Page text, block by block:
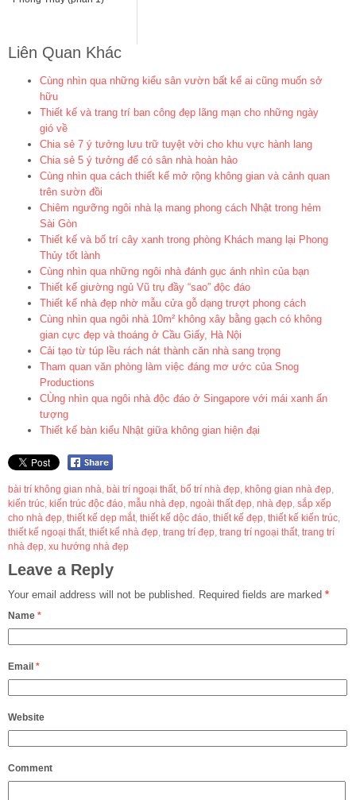
Liên Quan Khác
Cùng nhìn qua những kiểu sân vườn bất kể ai cũng muốn sở
hữu
Thiết kế và trang trí ban công đẹp lãng mạn cho những ngày
gió về
Chia sẻ 7 ý tưởng lưu trữ tuyệt vời cho khu vực hành lang
Chia sẻ 5 ý tưởng để có sân nhà hoàn hảo
Cùng nhìn qua cách thiết kế mở rộng không gian và cảnh quan
trên sườn đồi
Chiêm ngưỡng ngôi nhà lạ mang phong cách Nhật trong hẻm
Sài Gòn
Thiết kế và bố trí cây xanh trong phòng Khách mang lại Phong
Thủy tốt lành
Cùng nhìn qua những ngôi nhà đánh gục ánh nhìn của bạn
Thiết kế giường ngủ Vũ trụ đầy “sao” độc đáo
Thiết kế nhà đẹp nhờ mẫu cửa gỗ dạng trượt phong cách
Cùng nhìn qua ngôi nhà 10m² không xây bằng gạch có không
gian cực đẹp và thoáng ở Cầu Giấy, Hà Nội
Cải tạo từ túp lều rách nát thành căn nhà sang trọng
Tham quan văn phòng làm việc đáng mơ ước của Snog
Productions
CÙng nhìn qua ngôi nhà độc đáo ở Singapore với mái xanh ấn
tượng
Thiết kế bàn kiểu Nhật giữa không gian hiện đại
bài trí không gian nhà, bài trí ngoại thất, bố trí nhà đẹp, không gian nhà đẹp,
kiến trúc, kiến trúc độc đáo, mẫu nhà đẹp, ngoài thất đẹp, nhà đẹp, sắp xếp
cho nhà đẹp, thiết kế dẹp mắt, thiết kế dộc đáo, thiết kế đẹp, thiết kế kiến trúc,
thiết kế ngoại thất, thiết kế nhà đẹp, trang trí đẹp, trang trí ngoại thất, trang trí
nhà đẹp, xu hướng nhà đẹp
Leave a Reply
Your email address will not be published. Required fields are marked *
Name *
Email *
Website
Comment